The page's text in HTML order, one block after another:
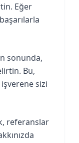
Eğer
sonunda,
Bu,
sizi
referanslar